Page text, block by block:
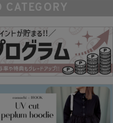
CATEGORY